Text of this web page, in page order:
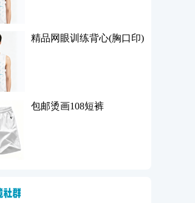
精品网眼训练背心(胸口印)
包邮烫画108短裤